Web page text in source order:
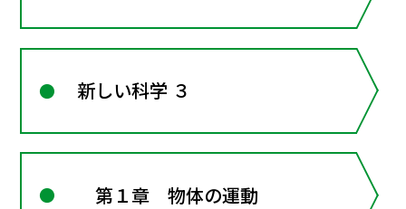
新しい科学 ３
第１章 物体の運動